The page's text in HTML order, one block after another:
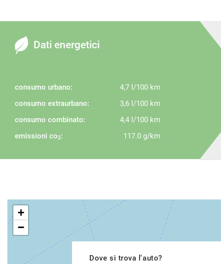
Dati energetici
consumo urbano:
4,7 l/100 km
consumo extraurbano:
3,6 l/100 km
consumo combinato:
4,4 l/100 km
emissioni co2: 117.0 g/km
Dove si trova l'auto?
+
−